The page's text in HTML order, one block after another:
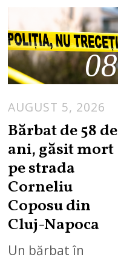
08
AUGUST 5, 2026
Bărbat de 58 de
ani, găsit mort
pe strada
Corneliu
Coposu din
Cluj-Napoca
Un bărbat în